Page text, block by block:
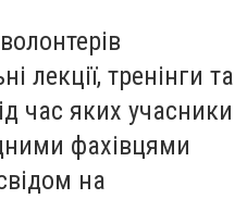
лекції, тренінги та
час яких учасники
фахівцями
на